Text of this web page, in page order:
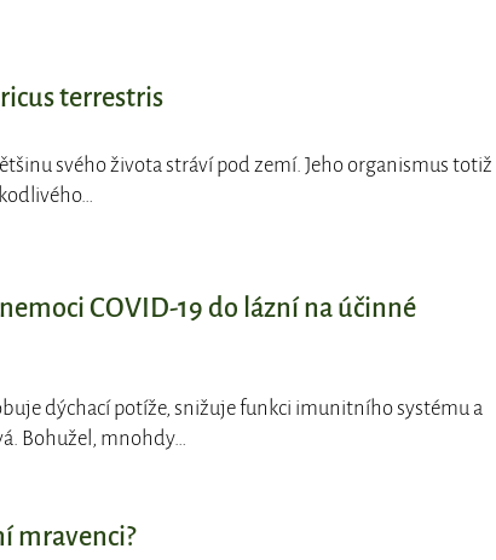
terrestris
svého života stráví pod zemí. Jeho organismus totiž
COVID-19 do lázní na účinné
dýchací potíže, snižuje funkci imunitního systému a
Bohužel, mnohdy…
mravenci?